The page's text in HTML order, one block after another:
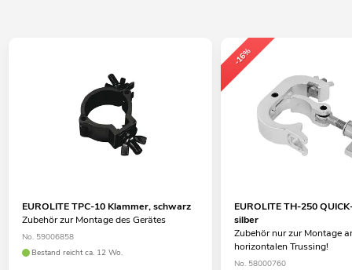
EUROLITE TPC-10 Klammer, schwarz
Zubehör zur Montage des Gerätes
No. 59006858
Bestand reicht ca. 12 Wo.
-16%
EUROLITE TH-250
silber
Zubehör nur zur Montage
horizontalen Trussing!
No. 58000760